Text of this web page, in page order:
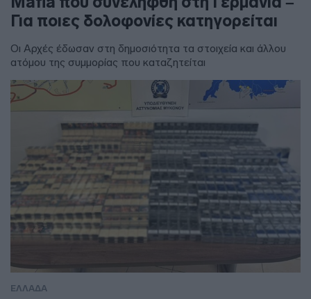
Για ποιες δολοφονίες κατηγορείται
Οι Αρχές έδωσαν στη δημοσιότητα τα στοιχεία και άλλου
ατόμου της συμμορίας που καταζητείται
ΕΛΛΑΔΑ